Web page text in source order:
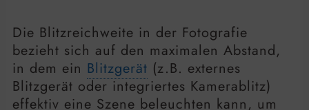
Die Blitzreichweite in der Fotografie
bezieht sich auf den maximalen Abstand,
in dem ein Blitzgerät (z.B. externes
Blitzgerät oder integriertes Kamerablitz)
effektiv eine Szene beleuchten kann, um